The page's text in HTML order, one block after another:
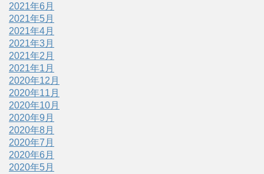
2021年6月
2021年5月
2021年4月
2021年3月
2021年2月
2021年1月
2020年12月
2020年11月
2020年10月
2020年9月
2020年8月
2020年7月
2020年6月
2020年5月